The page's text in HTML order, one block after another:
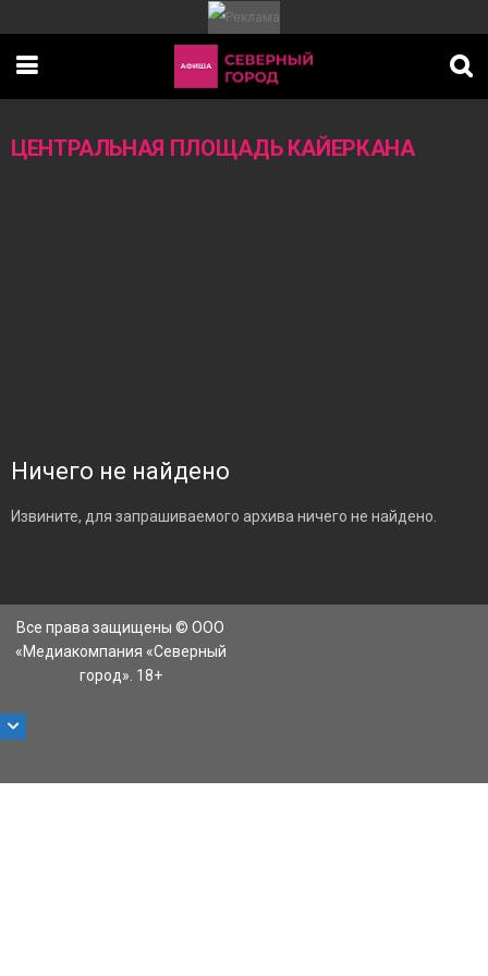
ЦЕНТРАЛЬНАЯ ПЛОЩАДЬ КАЙЕРКАНА
Ничего не найдено
Извините, для запрашиваемого архива ничего не найдено.
Все права защищены © ООО
«Медиакомпания «Северный
город». 18+